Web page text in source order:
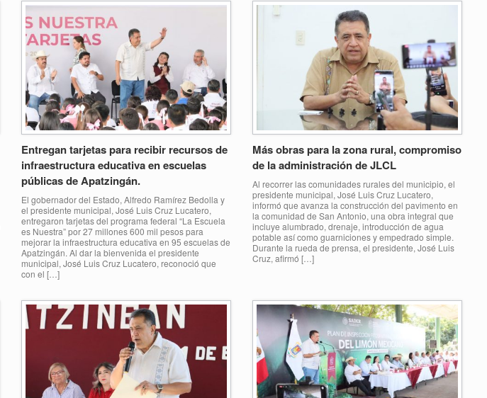
Entregan tarjetas para recibir recursos de
infraestructura educativa en escuelas
públicas de Apatzingán.
El gobernador del Estado, Alfredo Ramírez Bedolla y
el presidente municipal, José Luis Cruz Lucatero,
entregaron tarjetas del programa federal “La Escuela
es Nuestra” por 27 millones 600 mil pesos para
mejorar la infraestructura educativa en 95 escuelas de
Apatzingán. Al dar la bienvenida el presidente
municipal, José Luis Cruz Lucatero, reconoció que
con el […]
Más obras para la zona rural, compromiso
de la administración de JLCL
Al recorrer las comunidades rurales del municipio, el
presidente municipal, José Luis Cruz Lucatero,
informó que avanza la construcción del pavimento en
la comunidad de San Antonio, una obra integral que
incluye alumbrado, drenaje, introducción de agua
potable así como guarniciones y empedrado simple.
Durante la rueda de prensa, el presidente, José Luis
Cruz, afirmó […]